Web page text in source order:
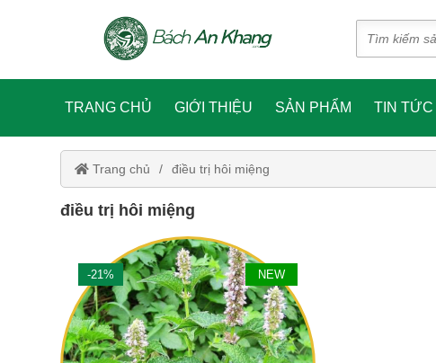
TRANG CHỦ GIỚI THIỆU SẢN PHẨM TIN TỨC
Trang chủ điều trị hôi miệng
điều trị hôi miệng
-21% NEW